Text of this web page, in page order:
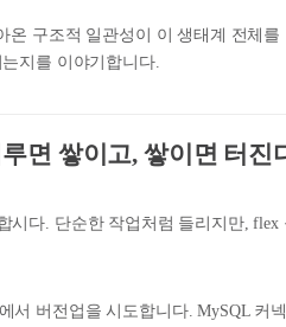
온 구조적 일관성이 이 생태계 전체를
지를 이야기합니다.
면 쌓이고, 쌓이면 터진
시다. 단순한 작업처럼 들리지만, flex
서 버전업을 시도합니다. MySQL 커넥